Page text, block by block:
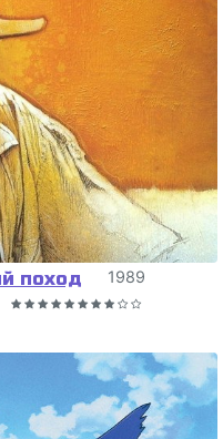
поход 1989